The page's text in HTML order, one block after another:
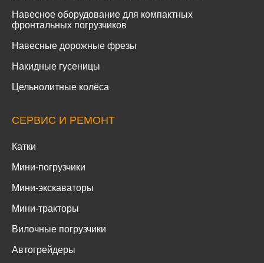
Навесное оборудование для компактных
фронтальных погрузчиков
Навесные дорожные фрезы
Накидные гусеницы
Цельнолитные колёса
СЕРВИС И РЕМОНТ
Катки
Мини-погрузчики
Мини-экскаваторы
Мини-тракторы
Вилочные погрузчики
Автогрейдеры